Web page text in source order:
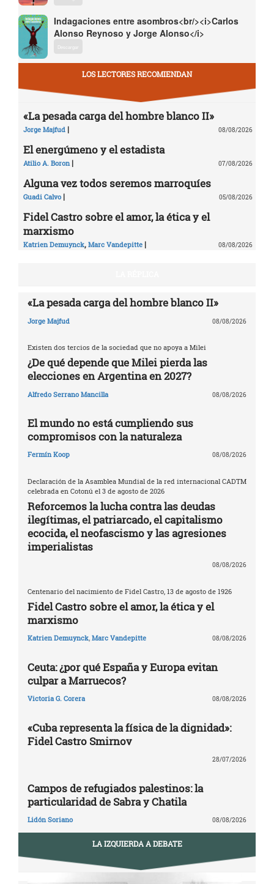
Indagaciones entre asombros<br/><i>Carlos
Alonso Reynoso y Jorge Alonso</i>
Descargar
LOS LECTORES RECOMIENDAN
«La pesada carga del hombre blanco II»
Jorge Majfud | 08/08/2026
El energúmeno y el estadista
Atilio A. Boron | 07/08/2026
Alguna vez todos seremos marroquíes
Guadi Calvo | 05/08/2026
Fidel Castro sobre el amor, la ética y el
marxismo
Katrien Demuynck, Marc Vandepitte | 08/08/2026
«La pesada carga del hombre blanco II»
Jorge Majfud 08/08/2026
Existen dos tercios de la sociedad que no apoya a Milei
¿De qué depende que Milei pierda las
elecciones en Argentina en 2027?
Alfredo Serrano Mancilla 08/08/2026
El mundo no está cumpliendo sus
compromisos con la naturaleza
Fermín Koop 08/08/2026
Declaración de la Asamblea Mundial de la red internacional CADTM
celebrada en Cotonú el 3 de agosto de 2026
Reforcemos la lucha contra las deudas
ilegítimas, el patriarcado, el capitalismo
ecocida, el neofascismo y las agresiones
imperialistas
08/08/2026
Centenario del nacimiento de Fidel Castro, 13 de agosto de 1926
Fidel Castro sobre el amor, la ética y el
marxismo
Katrien Demuynck, Marc Vandepitte 08/08/2026
Ceuta: ¿por qué España y Europa evitan
culpar a Marruecos?
Victoria G. Corera 08/08/2026
«Cuba representa la física de la dignidad»:
Fidel Castro Smirnov
28/07/2026
Campos de refugiados palestinos: la
particularidad de Sabra y Chatila
Lidón Soriano 08/08/2026
LA IZQUIERDA A DEBATE